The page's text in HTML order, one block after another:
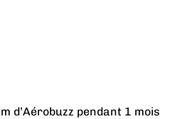
d’Aérobuzz pendant 1 mois